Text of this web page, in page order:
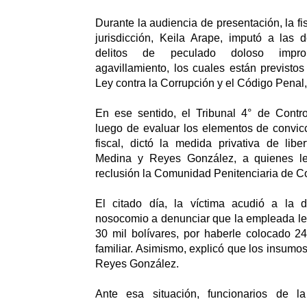
Durante la audiencia de presentación, la
jurisdicción, Keila Arape, imputó a las
delitos de peculado doloso
agavillamiento, los cuales están
Ley contra la Corrupción y el Código
En ese sentido, el Tribunal 4° de
luego de evaluar los elementos de
fiscal, dictó la medida privativa de
Medina y Reyes González, a quienes
reclusión la Comunidad Penitenciaria de
El citado día, la víctima acudió a la
nosocomio a denunciar que la empleada
30 mil bolívares, por haberle colocado
familiar. Asimismo, explicó que los
Reyes González.
Ante esa situación, funcionarios de